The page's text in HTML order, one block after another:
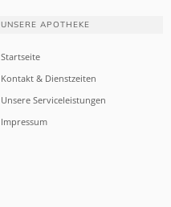
UNSERE APOTHEKE
Startseite
Kontakt & Dienstzeiten
Unsere Serviceleistungen
Impressum